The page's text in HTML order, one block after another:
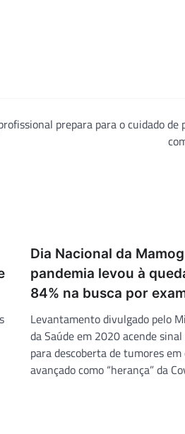
prepara para o cuidado de
Dia Nacional da
pandemia levou à
84% na busca por
Levantamento divulgado pelo
da Saúde em 2020 acende
para descoberta de tumores
avançado como “herança” da